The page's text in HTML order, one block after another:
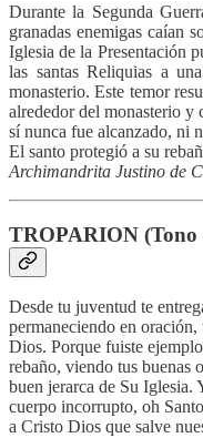
Durante la Segunda
granadas enemigas caían
Iglesia de la Presentación
las santas Reliquias a
monasterio. Este temor
alrededor del monasterio y
sí nunca fue alcanzado, ni
El santo protegió a su
Archimandrita Justino de
TROPARION (Tono
Desde tu juventud te
permaneciendo en
Dios. Porque fuiste
rebaño, viendo tus buenas
buen jerarca de Su Iglesia.
cuerpo incorrupto, oh
a Cristo Dios que salve